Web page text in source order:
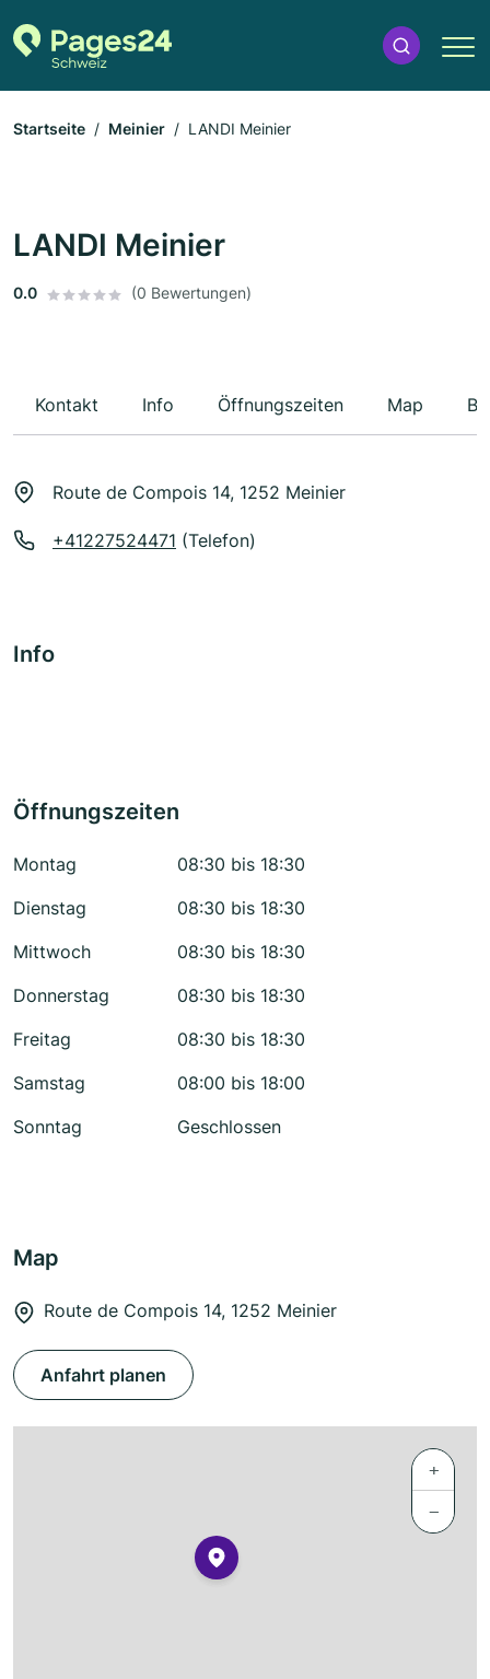
Startseite Meinier LANDI Meinier
LANDI Meinier
0.0 (0 Bewertungen)
Kontakt Info Öffnungszeiten Map
Route de Compois 14, 1252 Meinier
+41227524471 (Telefon)
Info
Öffnungszeiten
Montag
08:30 bis 18:30
Dienstag
08:30 bis 18:30
Mittwoch
08:30 bis 18:30
Donnerstag
08:30 bis 18:30
Freitag
08:30 bis 18:30
Samstag
08:00 bis 18:00
Sonntag
Geschlossen
Map
Route de Compois 14, 1252 Meinier
Anfahrt planen
+
−